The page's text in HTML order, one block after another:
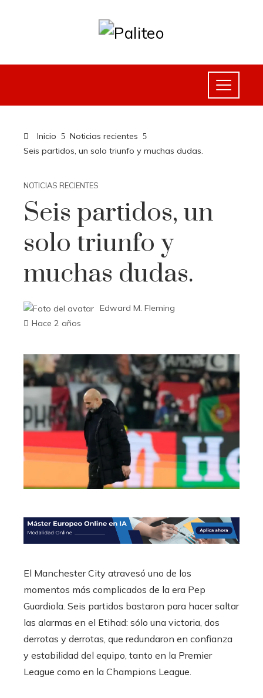
Inicio
Noticias recientes
Seis partidos, un solo triunfo y muchas dudas.
NOTICIAS RECIENTES
Seis partidos, un
solo triunfo y
muchas dudas.
Edward M. Fleming
Hace 2 años
El Manchester City atravesó uno de los
momentos más complicados de la era Pep
Guardiola. Seis partidos bastaron para hacer saltar
las alarmas en el Etihad: sólo una victoria, dos
derrotas y derrotas, que redundaron en confianza
y estabilidad del equipo, tanto en la Premier
League como en la Champions League.